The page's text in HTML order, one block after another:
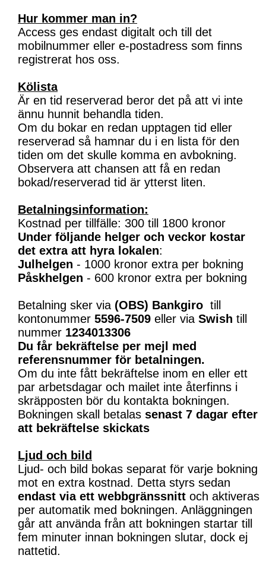
Hur kommer man in?
Access ges endast digitalt och till det
mobilnummer eller e-postadress som finns
registrerat hos oss.
Kölista
Är en tid reserverad beror det på att vi inte
ännu hunnit behandla tiden.
Om du bokar en redan upptagen tid eller
reserverad så hamnar du i en lista för den
tiden om det skulle komma en avbokning.
Observera att chansen att få en redan
bokad/reserverad tid är ytterst liten.
Betalningsinformation:
Kostnad per tillfälle: 300 till 1800 kronor
Under följande helger och veckor kostar
det extra att hyra lokalen:
Julhelgen - 1000 kronor extra per bokning
Påskhelgen - 600 kronor extra per bokning
Betalning sker via (OBS) Bankgiro till
kontonummer 5596-7509 eller via Swish till
nummer 1234013306
Du får bekräftelse per mejl med
referensnummer för betalningen.
Om du inte fått bekräftelse inom en eller ett
par arbetsdagar och mailet inte återfinns i
skräpposten bör du kontakta bokningen.
Bokningen skall betalas senast 7 dagar efter
att bekräftelse skickats
Ljud och bild
Ljud- och bild bokas separat för varje bokning
mot en extra kostnad. Detta styrs sedan
endast via ett webbgränssnitt och aktiveras
per automatik med bokningen. Anläggningen
går att använda från att bokningen startar till
fem minuter innan bokningen slutar, dock ej
nattetid.